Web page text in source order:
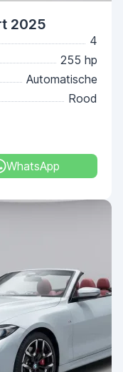
2025
4
255 hp
Automatische
Rood
WhatsApp